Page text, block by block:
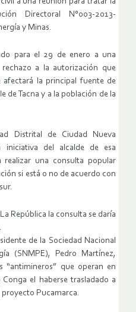
Directoral N°003-2013-
y Minas.
para el 29 de enero a una
a la autorización que
la principal fuente de
de Tacna y a la población de la
Distrital de Ciudad Nueva
iniciativa del alcalde de esa
una consulta popular
si está o no de acuerdo con
República la consulta se daría
de la Sociedad Nacional
(SNMPE), Pedro Martínez,
“antimineros” que operan en
el haberse trasladado a
proyecto Pucamarca.